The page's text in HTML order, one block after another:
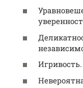
Игривость.